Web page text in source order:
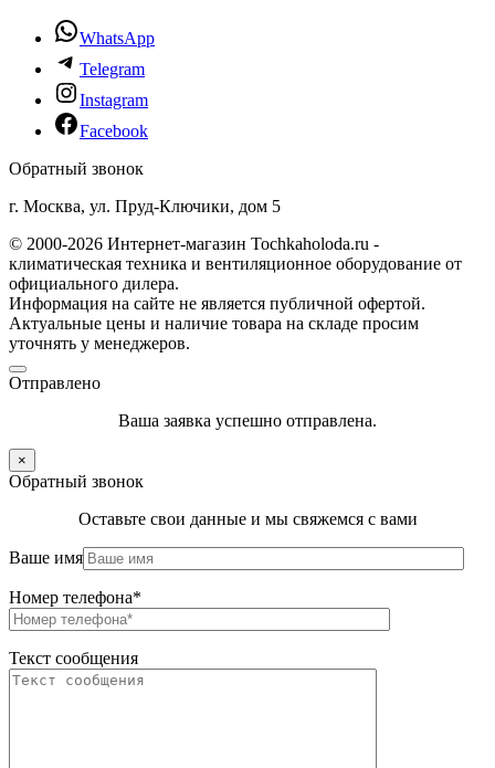
WhatsApp
Telegram
Instagram
Facebook
Обратный звонок
г. Москва, ул. Пруд-Ключики, дом 5
© 2000-2026 Интернет-магазин Tochkaholoda.ru -
климатическая техника и вентиляционное оборудование от
официального дилера.
Информация на сайте не является публичной офертой.
Актуальные цены и наличие товара на складе просим
уточнять у менеджеров.
Отправлено
Ваша заявка успешно отправлена.
×
Обратный звонок
Оставьте свои данные и мы свяжемся с вами
Ваше имя
Номер телефона*
Текст сообщения